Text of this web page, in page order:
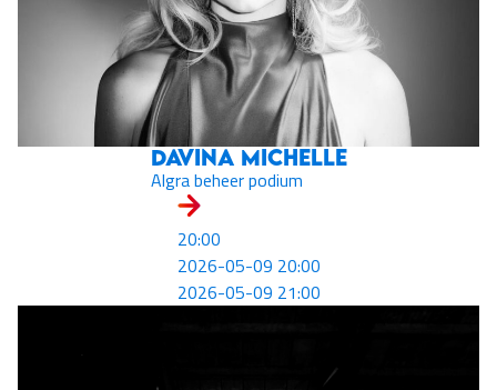
Davina Michelle
Algra beheer podium
20:00
2026-05-09 20:00
2026-05-09 21:00